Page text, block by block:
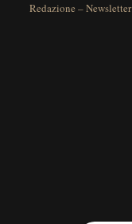
Redazione –Newsletter